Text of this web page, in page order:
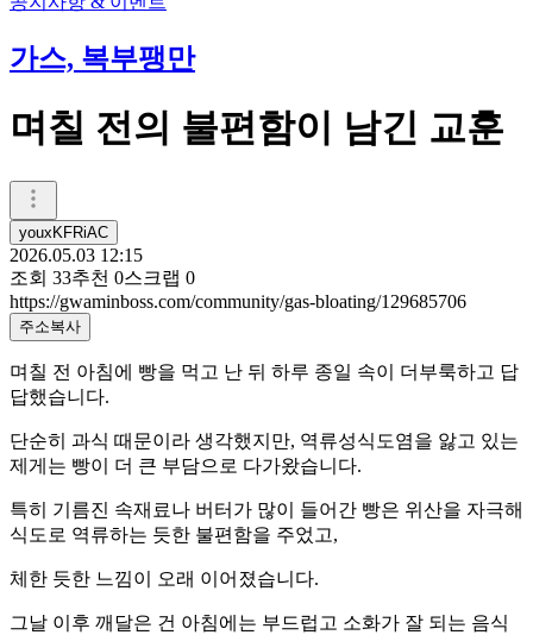
가스, 복부팽만
며칠 전의 불편함이 남긴 교훈
youxKFRiAC
2026.05.03 12:15
조회 33추천 0스크랩 0
https://gwaminboss.com/community/gas-bloating/129685706
주소복사
며칠 전 아침에 빵을 먹고 난 뒤 하루 종일 속이 더부룩하고 답
답했습니다.
단순히 과식 때문이라 생각했지만, 역류성식도염을 앓고 있는
제게는 빵이 더 큰 부담으로 다가왔습니다.
특히 기름진 속재료나 버터가 많이 들어간 빵은 위산을 자극해
식도로 역류하는 듯한 불편함을 주었고,
체한 듯한 느낌이 오래 이어졌습니다.
그날 이후 깨달은 건 아침에는 부드럽고 소화가 잘 되는 음식